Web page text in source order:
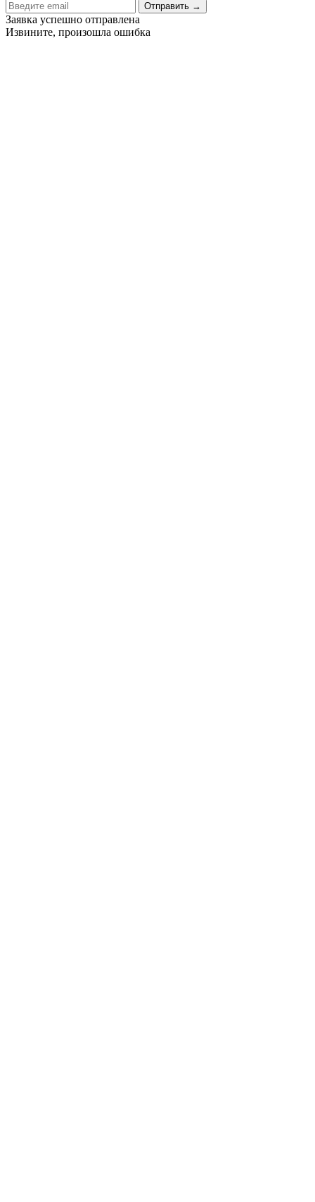
Отправить →
Заявка успешно отправлена
Извините, произошла ошибка